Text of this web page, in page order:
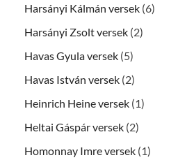
Harsányi Kálmán versek (6)
Harsányi Zsolt versek (2)
Havas Gyula versek (5)
Havas István versek (2)
Heinrich Heine versek (1)
Heltai Gáspár versek (2)
Homonnay Imre versek (1)